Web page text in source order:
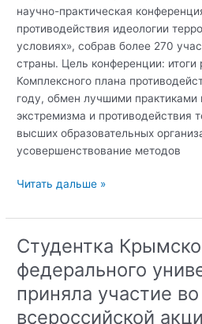
научно-практическая
противодействия идеологии
условиях», собрав более 270
страны. Цель конференции: итоги
Комплексного плана
году, обмен лучшими практиками
экстремизма и противодействия
высших образовательных
усовершенствование методов
Директор
КФУ
им.
В.И.
Вернадского
приняла
участие
Читать дальше »
Студентка
федерального
приняла участие во
всероссийской